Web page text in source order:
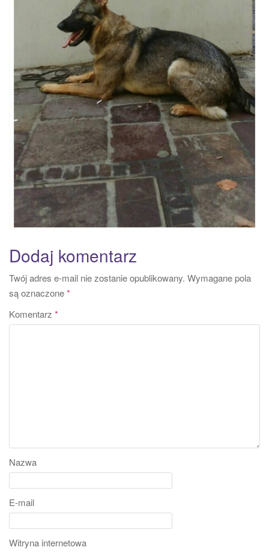
Dodaj komentarz
Twój adres e-mail nie zostanie opublikowany. Wymagane pola
są oznaczone*
Komentarz *
Nazwa
E-mail
Witryna internetowa